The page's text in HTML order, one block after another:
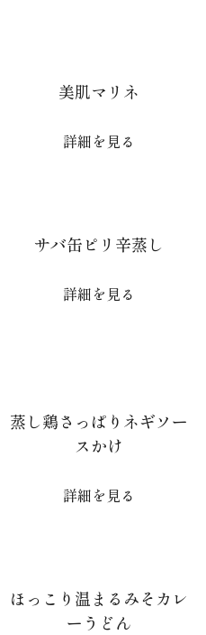
美肌マリネ
詳細を見る
サバ缶ピリ辛蒸し
詳細を見る
蒸し鶏さっぱりネギソー
スかけ
詳細を見る
ほっこり温まるみそカレ
ーうどん